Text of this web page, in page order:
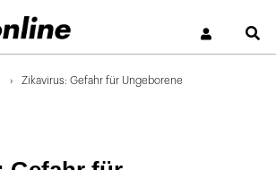
Zikavirus: Gefahr für Ungeborene